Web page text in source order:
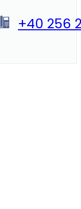
+40 256